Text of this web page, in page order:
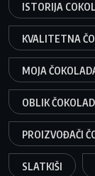
ISTORIJA
KVALITETNA
MOJA
OBLIK
PROIZVOĐAČI
SLATKIŠI